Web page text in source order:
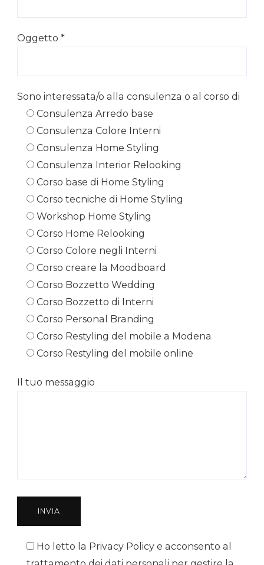
Oggetto *
Sono interessata/o alla consulenza o al corso di
Consulenza Arredo base
Consulenza Colore Interni
Consulenza Home Styling
Consulenza Interior Relooking
Corso base di Home Styling
Corso tecniche di Home Styling
Workshop Home Styling
Corso Home Relooking
Corso Colore negli Interni
Corso creare la Moodboard
Corso Bozzetto Wedding
Corso Bozzetto di Interni
Corso Personal Branding
Corso Restyling del mobile a Modena
Corso Restyling del mobile online
Il tuo messaggio
Ho letto la Privacy Policy e acconsento al